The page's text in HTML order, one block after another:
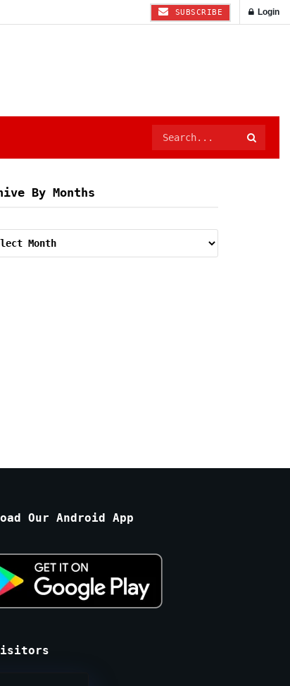
SUBSCRIBE Login
By Months
Our Android App